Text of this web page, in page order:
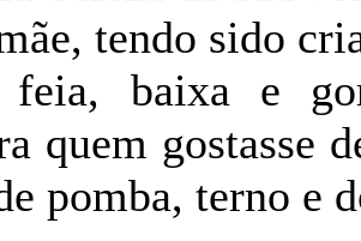
tendo sido
feia, baixa e
quem gostasse
pomba, terno e